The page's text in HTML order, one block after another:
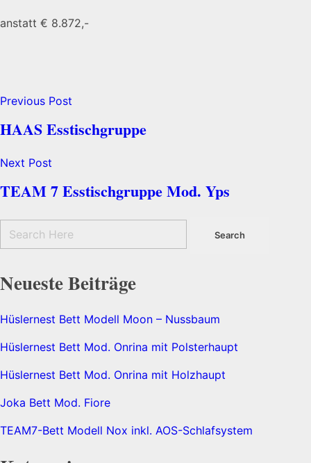
anstatt € 8.872,-
Previous Post
HAAS Esstischgruppe
Next Post
TEAM 7 Esstischgruppe Mod. Yps
Neueste Beiträge
Hüslernest Bett Modell Moon – Nussbaum
Hüslernest Bett Mod. Onrina mit Polsterhaupt
Hüslernest Bett Mod. Onrina mit Holzhaupt
Joka Bett Mod. Fiore
TEAM7-Bett Modell Nox inkl. AOS-Schlafsystem